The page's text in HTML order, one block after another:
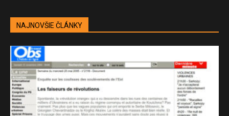
NAJNOVŠIE ČLÁNKY